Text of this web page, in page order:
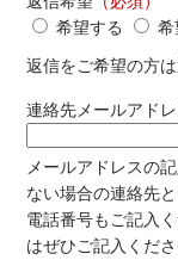
希望する
希
返信をご希望の方
連絡先メールアドレ
メールアドレスの
ない場合の連絡先
電話番号もご記入
はぜひご記入くださ